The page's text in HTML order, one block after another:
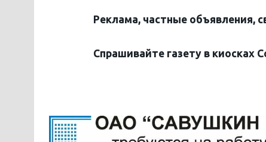
Реклама, частные объявления,
Спрашивайте газету в киосках